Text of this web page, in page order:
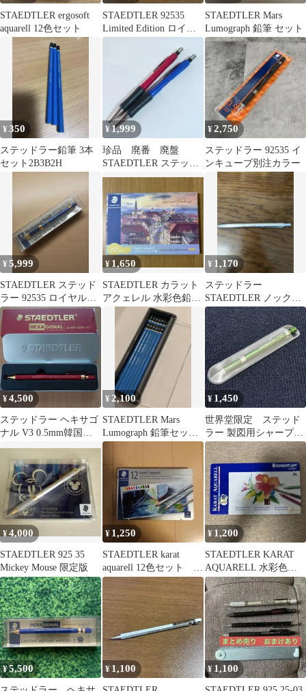
STAEDTLER ergosoft
aquarell 12色セット
STAEDTLER 92535
Limited Edition ロイヤ
ルブルー
STAEDTLER Mars
Lumograph 鉛筆 セット
¥350
ステッドラー鉛筆 3本
セット2B3B2H
¥1,999
珍品 廃番 廃盤
STAEDTLER ステッド
ラー 779 05 シャーペ
¥2,750
ステッドラー 92535 イ
ンキューブ別注カラー
¥5,999
STAEDTLER ステッド
ラー 92535 ロイヤルブ
ルー 限定
¥ 1,650
STAEDTLER カラット
アクェレル 水彩色鉛筆
12色セット
¥ 1,170
ステッドラー
STAEDTLER ノック式
多機能ペン アバンギャ
ルド
¥4,500
ステッドラー ヘキサゴ
ナル V3 0.5mm韓国限
定版
¥ 2,100
STAEDTLER Mars
Lumograph 鉛筆セット
13硬度 ケース付
¥ 1,450
世界堂限定 ステッド
ラー 製図用シャープペ
ンシル 925 (35)
¥4,000
STAEDTLER 925 35
Mickey Mouse 限定版
¥ 1,250
STAEDTLER karat
aquarell 12色セット 水
彩色鉛筆
¥1,200
STAEDTLER KARAT
AQUARELL 水彩色鉛
筆 36色セット
¥5,500 ¥ 1,100 ¥ 1,100